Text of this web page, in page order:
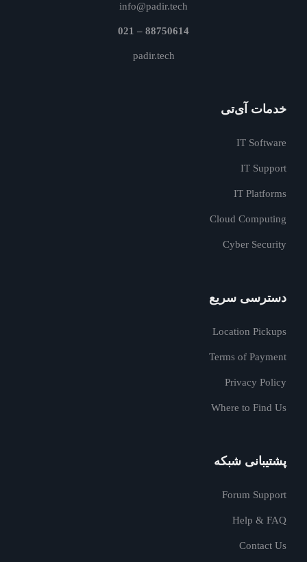
info@padir.tech
88750614 – 021
padir.tech
خدمات آی‌تی
IT Software
IT Support
IT Platforms
Cloud Computing
Cyber Security
دسترسی سریع
Location Pickups
Terms of Payment
Privacy Policy
Where to Find Us
پشتیبانی شبکه
Forum Support
Help & FAQ
Contact Us